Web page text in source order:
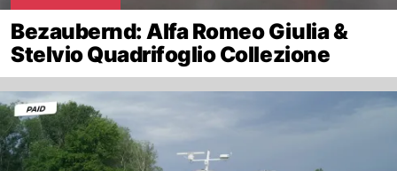
Bezaubernd: Alfa Romeo Giulia &
Stelvio Quadrifoglio Collezione